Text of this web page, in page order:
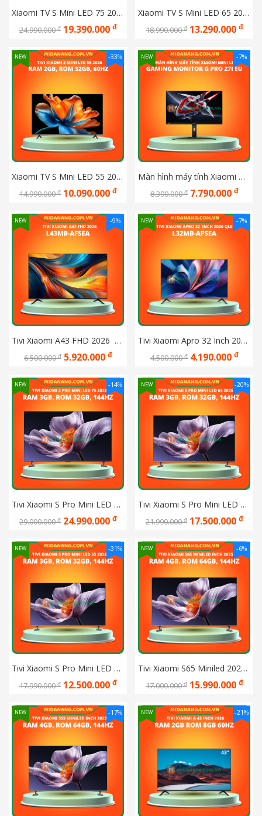
Xiaomi TV S Mini LED 75 2026 Ram 2GB, Rom 32GB, 60Hz (L75MC-SSEA)
24.990.000đ 19.390.000 đ
Xiaomi TV S Mini LED 65 2026 Ram 2GB, Rom 32GB, 60Hz (L65MC-SSEA)
18.990.000đ 13.290.000 đ
Xiaomi TV S Mini LED 55 2026 Ram 2GB, Rom 32GB, 60Hz (L55MC-SSEA)
14.990.000đ 10.090.000 đ
-33%
NEW
Màn hình máy tính Xiaomi Mini Led Gaming Monitor G Pro 27i EU ELA5585EU
8.390.000đ 7.790.000 đ
-7%
NEW
Tivi Xiaomi A43 FHD 2026  L43MB-AFSEA
6.500.000đ 5.920.000 đ
-9%
NEW
Tivi Xiaomi Apro 32 Inch 2026 QLED L32MB-APSEA
4.500.000đ 4.190.000 đ
-7%
NEW
Tivi Xiaomi S Pro Mini LED 75 2026 Bản Quốc Tế
29.000.000đ 24.990.000 đ
-14%
NEW
Tivi Xiaomi S Pro Mini LED 65 2026 Bản Quốc Tế
21.990.000đ 17.500.000 đ
-20%
NEW
Tivi Xiaomi S Pro Mini LED 55 2026 Bản Quốc Tế
17.990.000đ 12.500.000 đ
-31%
NEW
Tivi Xiaomi S65 Miniled 2025 Ram 4GB, Rom 64GB, 144hz, 1700 nits, Chip âm thanh Harman (L65MB-S)
17.000.000đ 15.990.000 đ
-6%
NEW
-17%
NEW -21%
NEW